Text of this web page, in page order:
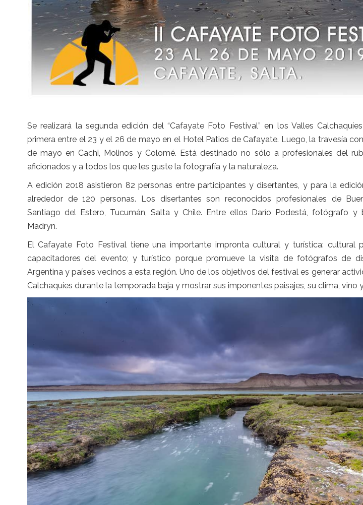
Se realizará la segunda edición del “Cafayate Foto Festival” en los Valles
primera entre el 23 y el 26 de mayo en el Hotel Patios de Cafayate. Luego, la travesía
de mayo en Cachi, Molinos y Colomé. Está destinado no sólo a profesionales del
aficionados y a todos los que les guste la fotografía y la naturaleza.
A edición 2018 asistieron 82 personas entre participantes y disertantes, y para la
alrededor de 120 personas. Los disertantes son reconocidos profesionales de
Santiago del Estero, Tucumán, Salta y Chile. Entre ellos Darío Podestá, fotógrafo y
Madryn.
El Cafayate Foto Festival tiene una importante impronta cultural y turística: cultural
capacitadores del evento; y turístico porque promueve la visita de fotógrafos de
Argentina y países vecinos a esta región. Uno de los objetivos del festival es generar
Calchaquíes durante la temporada baja y mostrar sus imponentes paisajes, su clima, vino